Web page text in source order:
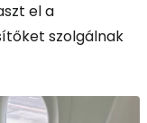
el a
szolgálnak